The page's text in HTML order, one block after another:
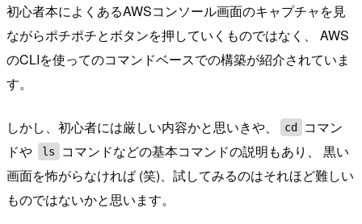
初心者本によくあるAWSコンソール画面のキャプチャを見
ながらポチポチとボタンを押していくものではなく、 AWS
のCLIを使ってのコマンドベースでの構築が紹介されていま
す。
しかし、初心者には厳しい内容かと思いきや、 cd
コマン
ドや
ls
コマンドなどの基本コマンドの説明もあり、 黒い
画面を怖がらなければ (笑)、試してみるのはそれほど難しい
ものではないかと思います。